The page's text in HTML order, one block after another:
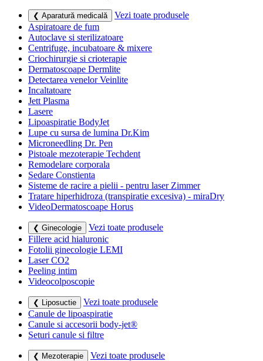
❮ Aparatură medicală
Vezi toate produsele
Aspiratoare de fum
Autoclave si sterilizatoare
Centrifuge, incubatoare & mixere
Criochirurgie si crioterapie
Dermatoscoape Dermlite
Detectarea venelor Veinlite
Incaltatoare
Jett Plasma
Lasere
Lipoaspiratie BodyJet
Lupe cu sursa de lumina Dr.Kim
Microneedling Dr. Pen
Pistoale mezoterapie Techdent
Remodelare corporala
Sedare Constienta
Sisteme de racire a pielii - pentru laser Zimmer
Tratare hiperhidroza (transpiratie excesiva) - miraDry
VideoDermatoscoape Horus
❮ Ginecologie
Vezi toate produsele
Fillere acid hialuronic
Fotolii ginecologie LEMI
Laser CO2
Peeling intim
Videocolposcopie
❮ Liposuctie
Vezi toate produsele
Canule de lipoaspiratie
Canule si accesorii body-jet®
Seturi canule si filtre
❮ Mezoterapie
Vezi toate produsele